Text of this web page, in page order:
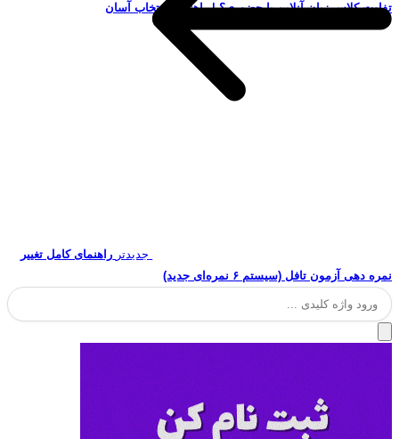
تفاوت کلاس زبان آنلاین با حضوری؟ | راهنمای انتخاب آسان
جدیدتر راهنمای کامل تغییر
نمره دهی آزمون تافل (سیستم ۶ نمره‌ای جدید)
جستجو
برای: